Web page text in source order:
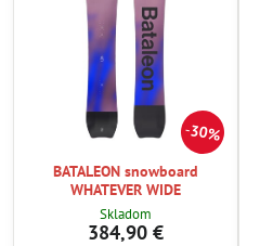
30%
BATALEON snowboard
WHATEVER WIDE
Skladom
384,90 €